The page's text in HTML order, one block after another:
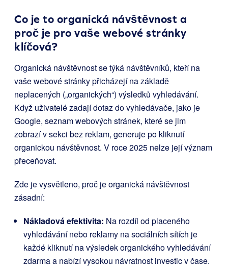
Co je to organická návštěvnost a
proč je pro vaše webové stránky
klíčová?
Organická návštěvnost se týká návštěvníků, kteří na
vaše webové stránky přicházejí na základě
neplacených („organických“) výsledků vyhledávání.
Když uživatelé zadají dotaz do vyhledávače, jako je
Google, seznam webových stránek, které se jim
zobrazí v sekci bez reklam, generuje po kliknutí
organickou návštěvnost. V roce 2025 nelze její význam
přeceňovat.
Zde je vysvětleno, proč je organická návštěvnost
zásadní:
Nákladová efektivita: Na rozdíl od placeného
vyhledávání nebo reklamy na sociálních sítích je
každé kliknutí na výsledek organického vyhledávání
zdarma a nabízí vysokou návratnost investic v čase.